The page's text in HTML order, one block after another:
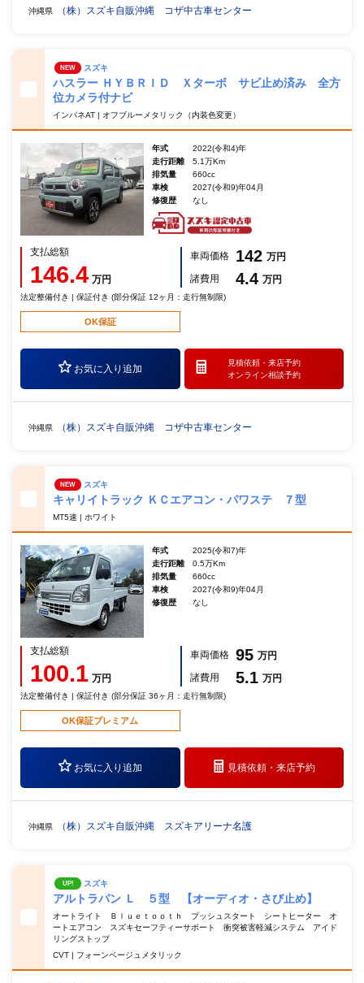
沖縄県 （株）スズキ自販沖縄 コザ中古車センター
NEW スズキ
ハスラー ＨＹＢＲＩＤ Ｘターボ サビ止め済み 全方
位カメラ付ナビ
インパネAT | オフブルーメタリック（内装色変更）
年式
2022(令和4)年
走行距離
5.1万Km
排気量
660cc
車検
2027(令和9)年04月
修復歴
なし
支払総額
146.4 万円
車両価格 142 万円
諸費用
4.4 万円
法定整備付き | 保証付き (部分保証 12ヶ月：走行無制限)
OK保証
お気に入り追加
見積依頼・ 来店予約
オンライン相談予約
沖縄県 （株）スズキ自販沖縄 コザ中古車センター
NEW スズキ
キャリイトラック ＫＣエアコン・パワステ ７型
MT5速 | ホワイト
年式
2025(令和7)年
走行距離
0.5万Km
排気量
660cc
車検
2027(令和9)年04月
修復歴
なし
支払総額
100.1 万円
車両価格 95 万円
諸費用
5.1 万円
法定整備付き | 保証付き (部分保証 36ヶ月：走行無制限)
OK保証プレミアム
お気に入り追加 見積依頼・来店予約
沖縄県 （株）スズキ自販沖縄 スズキアリーナ名護
UP! スズキ
アルトラパン Ｌ ５型 【オーディオ・さび止め】
オートライト Ｂｌｕｅｔｏｏｔｈ プッシュスタート シートヒーター オ
ートエアコン スズキセーフティーサポート 衝突被害軽減システム アイド
リングストップ
CVT | フォーンベージュメタリック